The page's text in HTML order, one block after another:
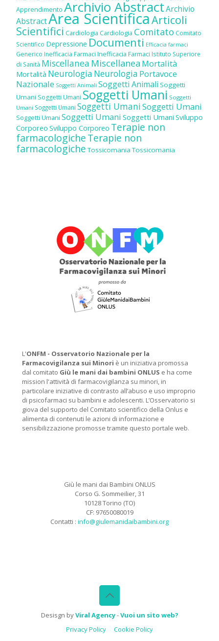
Apprendimento Archivio AbstractArchivio
AbstractArea ScientificaArticoli
Scientifici Cardiologia Cardiologia Comitato Comitato
Scientifico Depressione Documenti Efficacia farmaci
Generico Inefficacia Farmaci Inefficacia Farmaci Istituto Superiore
di Sanità Miscellanea Miscellanea Mortalità
Mortalità Neurologia Neurologia Portavoce
Nazionale Soggetti Animali Soggetti Animali Soggetti
Umani Soggetti Umani Soggetti Umani Soggetti
Umani Soggetti Umani Soggetti UmaniSoggetti Umani
Soggetti Umani Soggetti Umani Soggetti Umani Sviluppo
Corporeo Sviluppo Corporeo Terapie non
farmacologicheTerapie non
farmacologiche Tossicomania Tossicomania
L'ONFM - Osservatorio Nazionale per la
Farmacovigilanza sui Minori è un iniziativa promossa
dal comitato Giù le mani dai bambini ONLUS e ha come
mission l'attività di farmacovigilanza su minori, in
particolare iniziative di contrasto all’abuso e uso improprio
di psicofarmaci su bambini e adolescenti. L’Osservatorio si
giova del supporto del Comitato scientifico della Onlus e
alimenta di contenuti le azioni di informazione e
sensibilizzazione promosse tramite questo portale web.
Giù le mani dai Bambini ONLUS
Corso G. Sommeilier, 31
10128 Torino (TO)
CF: 97650080019
Contatti : info@giulemanidaibambini.org
Desisgn byViral Agency-Vuoi un sito web?
Privacy Policy
Cookie Policy